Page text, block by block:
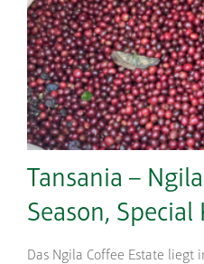
Tansania –
Season, Special
Das Ngila Coffee Estate liegt